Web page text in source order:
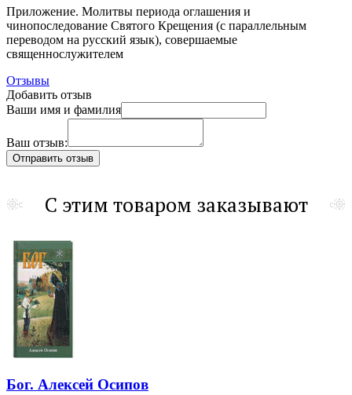
Приложение. Молитвы периода оглашения и
чинопоследование Святого Крещения (с параллельным
переводом на русский язык), совершаемые
священнослужителем
Отзывы
Добавить отзыв
Ваши имя и фамилия
Ваш отзыв:
С этим товаром заказывают
Бог. Алексей Осипов